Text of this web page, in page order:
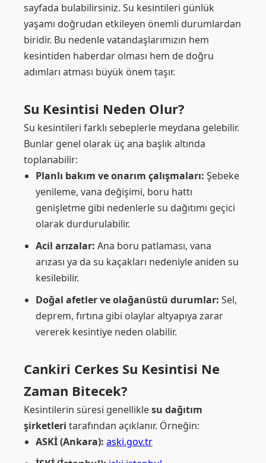
sayfada bulabilirsiniz. Su kesintileri günlük
yaşamı doğrudan etkileyen önemli durumlardan
biridir. Bu nedenle vatandaşlarımızın hem
kesintiden haberdar olması hem de doğru
adımları atması büyük önem taşır.
Su Kesintisi Neden Olur?
Su kesintileri farklı sebeplerle meydana gelebilir.
Bunlar genel olarak üç ana başlık altında
toplanabilir:
Planlı bakım ve onarım çalışmaları: Şebeke
yenileme, vana değişimi, boru hattı
genişletme gibi nedenlerle su dağıtımı geçici
olarak durdurulabilir.
Acil arızalar: Ana boru patlaması, vana
arızası ya da su kaçakları nedeniyle aniden su
kesilebilir.
Doğal afetler ve olağanüstü durumlar: Sel,
deprem, fırtına gibi olaylar altyapıya zarar
vererek kesintiye neden olabilir.
Cankiri Cerkes Su Kesintisi Ne
Zaman Bitecek?
Kesintilerin süresi genelliklesu dağıtım
şirketleri tarafından açıklanır. Örneğin:
ASKİ (Ankara): aski.gov.tr